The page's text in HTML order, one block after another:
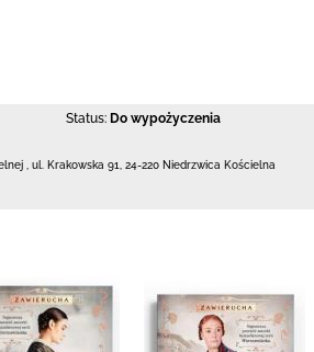
Status: Do wypożyczenia
ul. Krakowska 91 24-220 Niedrzwica Kościelna